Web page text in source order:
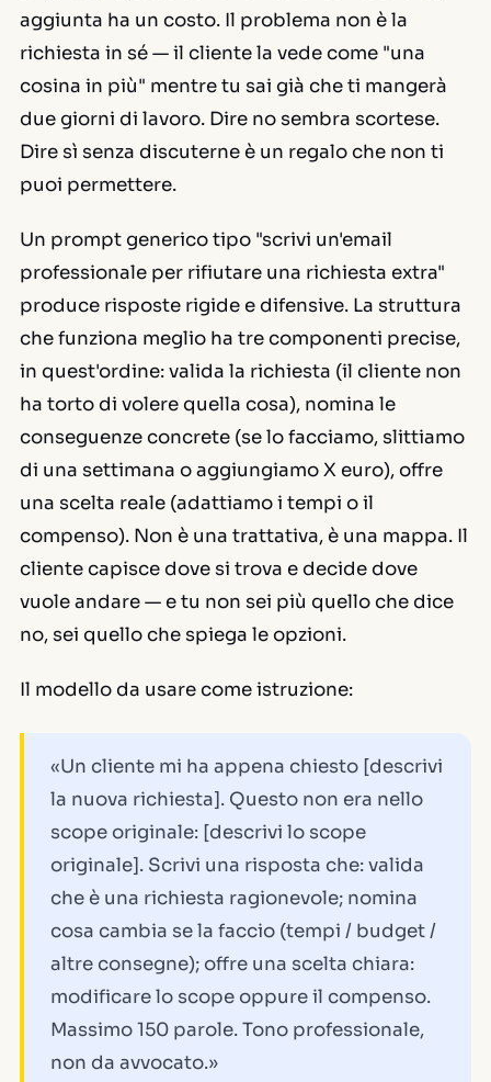
aggiunta ha un costo. Il problema non è la
richiesta in sé — il cliente la vede come "una
cosina in più" mentre tu sai già che ti mangerà
due giorni di lavoro. Dire no sembra scortese.
Dire sì senza discuterne è un regalo che non ti
puoi permettere.
Un prompt generico tipo "scrivi un'email
professionale per rifiutare una richiesta extra"
produce risposte rigide e difensive. La struttura
che funziona meglio ha tre componenti precise,
in quest'ordine:valida la richiesta (il cliente non
ha torto di volere quella cosa), nomina le
conseguenze concrete (se lo facciamo, slittiamo
di una settimana o aggiungiamo X euro),offre
una scelta reale (adattiamo i tempi o il
compenso). Non è una trattativa, è una mappa. Il
cliente capisce dove si trova e decide dove
vuole andare — e tu non sei più quello che dice
no, sei quello che spiega le opzioni.
Il modello da usare come istruzione:
«Un cliente mi ha appena chiesto [descrivi
la nuova richiesta]. Questo non era nello
scope originale: [descrivi lo scope
originale]. Scrivi una risposta che: valida
che è una richiesta ragionevole; nomina
cosa cambia se la faccio (tempi / budget /
altre consegne); offre una scelta chiara:
modificare lo scope oppure il compenso.
Massimo 150 parole. Tono professionale,
non da avvocato.»